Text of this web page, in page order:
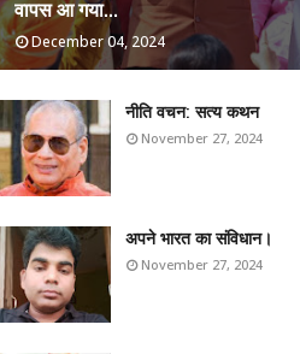
वापस आ गया...
December 04, 2024
​नीति वचन: सत्य कथन
November 27, 2024
अपने भारत का संविधान।
November 27, 2024